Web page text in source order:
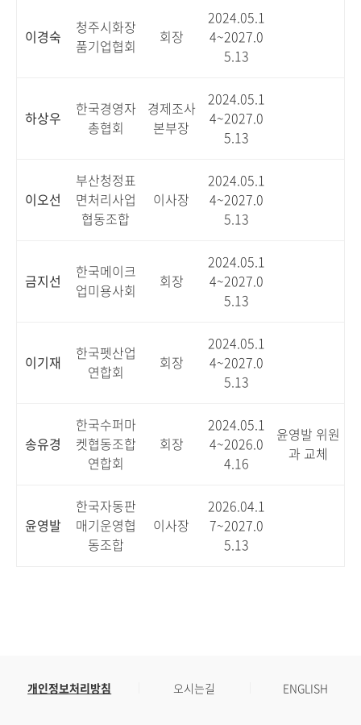
이경숙
청주시화장
품기업협회
회장
2024.05.1
4~2027.0
5.13
하상우
한국경영자
총협회
경제조사
본부장
2024.05.1
4~2027.0
5.13
이오선
부산청정표
면처리사업
협동조합
이사장
2024.05.1
4~2027.0
5.13
금지선
한국메이크
업미용사회
회장
2024.05.1
4~2027.0
5.13
이기재
한국펫산업
연합회
회장
2024.05.1
4~2027.0
5.13
송유경
한국수퍼마
켓협동조합
연합회
회장
2024.05.1
4~2026.0
4.16
윤영발 위원
과 교체
윤영발
한국자동판
매기운영협
동조합
이사장
2026.04.1
7~2027.0
5.13
개인정보처리방침 오시는길 ENGLISH